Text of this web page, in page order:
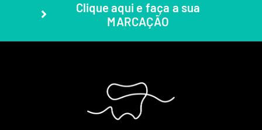
Clique aqui e faça a sua
MARCAÇÃO